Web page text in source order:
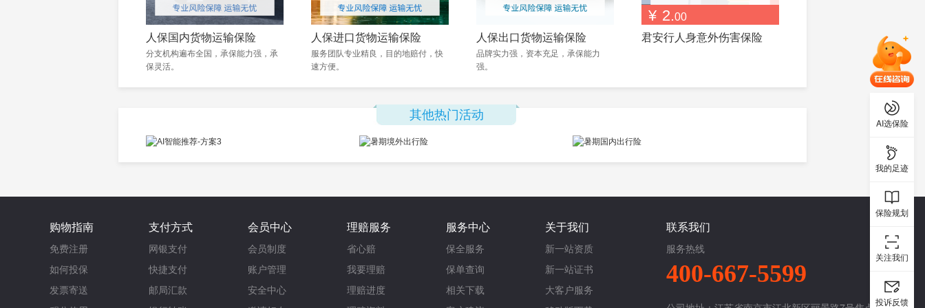
人保国内货物运输保险
分支机构遍布全国，承保能力强，承
保灵活。
人保进口货物运输保险
服务团队专业精良，目的地赔付，快
速方便。
人保出口货物运输保险
品牌实力强，资本充足，承保能力
强。
¥ 2.00
君安行人身意外伤害保险
其他热门活动
AI选保险
我的足迹
保险规划
关注我们
投诉反馈
购物指南
免费注册
如何投保
发票寄送
支付方式
网银支付
快捷支付
邮局汇款
会员中心
会员制度
账户管理
安全中心
理赔服务
省心赔
我要理赔
理赔进度
服务中心
保全服务
保单查询
相关下载
关于我们
新一站资质
新一站证书
大客户服务
联系我们
服务热线
400-667-5599